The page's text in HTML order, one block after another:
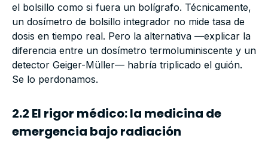
el bolsillo como si fuera un bolígrafo. Técnicamente,
un dosímetro de bolsillo integrador no mide tasa de
dosis en tiempo real. Pero la alternativa —explicar la
diferencia entre un dosímetro termoluminiscente y un
detector Geiger-Müller— habría triplicado el guión.
Se lo perdonamos.
2.2 El rigor médico: la medicina de
emergencia bajo radiación